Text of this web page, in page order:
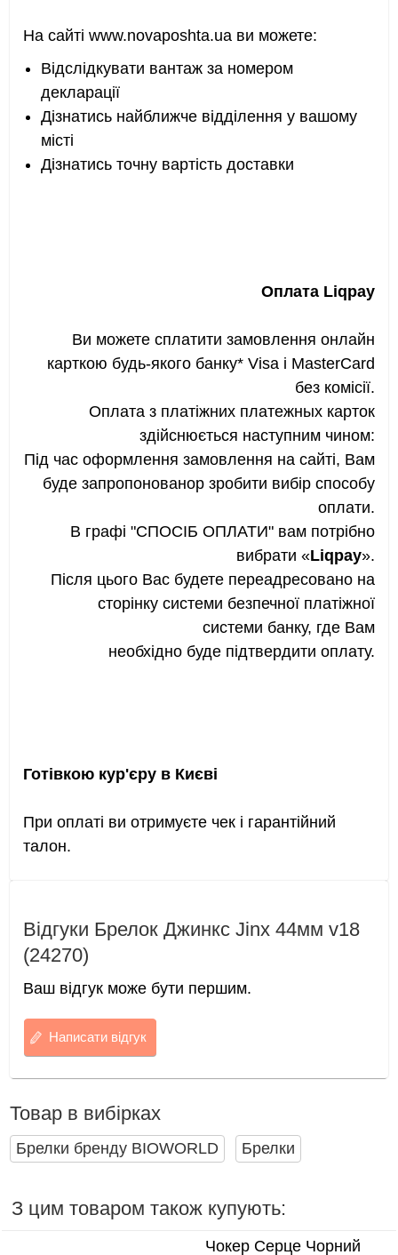
На сайтіwww.novaposhta.ua ви можете:
Відслідкувати вантаж за номером
декларації
Дізнатись найближче відділення у вашому
місті
Дізнатись точну вартість доставки
Оплата Liqpay
Ви можете сплатити замовлення онлайн
карткою будь-якого банку* Visa і MasterCard
без комісії.
Оплата з платіжних платежных карток
здійснюється наступним чином:
Під час оформлення замовлення на сайті, Вам
буде запропонованор зробити вибір способу
оплати.
В графі "СПОСІБ ОПЛАТИ" вам потрібно
вибрати «Liqpay».
Після цього Вас будете переадресовано на
сторінку системи безпечної платіжної
системи банку, где Вам
необхідно буде підтвердити оплату.
Готівкою кур'єру в Києві
При оплаті ви отримуєте чек і гарантійний
талон.
Відгуки Брелок Джинкс Jinx 44мм v18
(24270)
Ваш відгук може бути першим.
Написати відгук
Товар в вибірках
Брелки бренду BIOWORLD Брелки
З цим товаром також купують:
Чокер Серце Чорний